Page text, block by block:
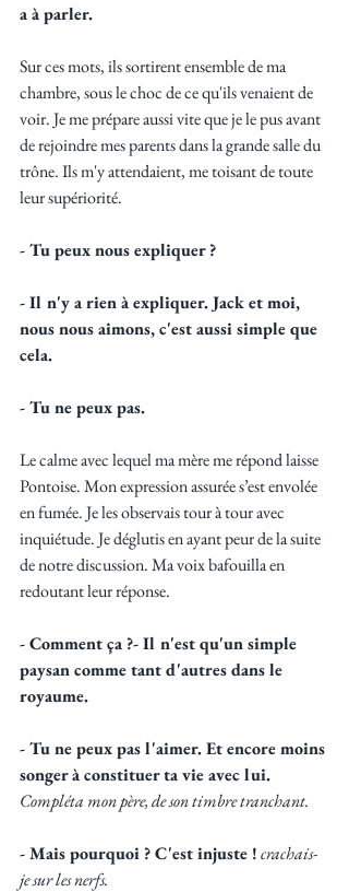
a à parler.
Sur ces mots, ils sortirent ensemble de ma
chambre, sous le choc de ce qu'ils venaient de
voir. Je me prépare aussi vite que je le pus avant
de rejoindre mes parents dans la grande salle du
trône. Ils m'y attendaient, me toisant de toute
leur supériorité.
- Tu peux nous expliquer ?
- Il n'y a rien à expliquer. Jack et moi,
nous nous aimons, c'est aussi simple que
cela.
- Tu ne peux pas.
Le calme avec lequel ma mère me répond laisse
Pontoise. Mon expression assurée s’est envolée
en fumée.Je les observais tour à tour avec
inquiétude. Je déglutis en ayant peur de la suite
de notre discussion. Ma voix bafouilla en
redoutant leur réponse.
- Comment ça ?- Il n'est qu'un simple
paysan comme tant d'autres dans le
royaume.
- Tu ne peux pas l'aimer. Et encore moins
songer à constituer ta vie avec lui.
Compléta mon père, de son timbre tranchant.
- Mais pourquoi ? C'est injuste !crachais-
je sur les nerfs.